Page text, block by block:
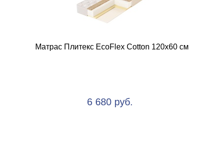
Матрас Плитекс EcoFlex Cotton 120х60 см
6 680 руб.